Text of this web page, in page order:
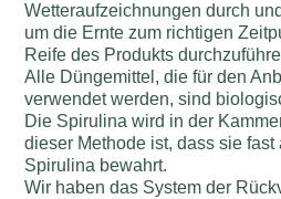
Wetteraufzeichnungen durch
um die Ernte zum richtigen
Reife des Produkts
Alle Düngemittel, die für den
verwendet werden, sind
Die Spirulina wird in der
dieser Methode ist, dass sie
Spirulina bewahrt.
Wir haben das System der